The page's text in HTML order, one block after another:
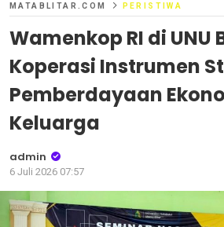
MATABLITAR.COM PERISTIWA
Wamenkop RI di UNU
Koperasi Instrumen
Pemberdayaan
Keluarga
admin
6 Juli 2026 07:57